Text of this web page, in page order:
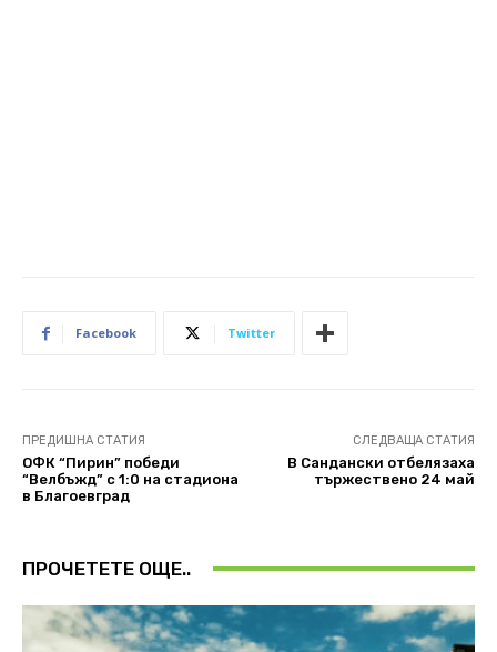
Facebook Twitter
ПРЕДИШНА СТАТИЯ
ОФК “Пирин” победи
“Велбъжд” с 1:0 на стадиона
в Благоевград
СЛЕДВАЩА СТАТИЯ
В Сандански отбелязаха
тържествено 24 май
ПРОЧЕТЕТЕ ОЩЕ..